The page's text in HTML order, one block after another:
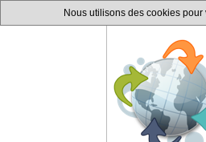
Nous utilisons des cookies